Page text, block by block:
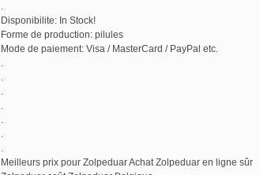
.
Disponibilite: In Stock!
Forme de production: pilules
Mode de paiement: Visa / MasterCard / PayPal etc.
.
.
.
.
.
.
.
Meilleurs prix pour Zolpeduar Achat Zolpeduar en ligne sûr